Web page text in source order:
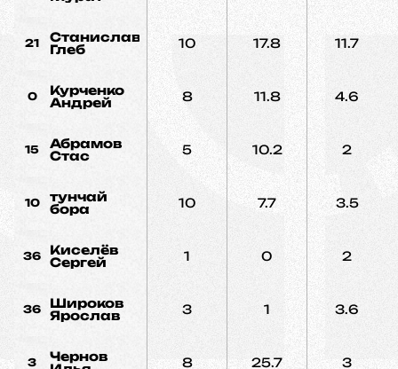
21
Станиславчик
Глеб
10 17.8 11.7
0
Курченко
Андрей
8 11.8 4.6
15
Абрамов
Стас
5 10.2 2
10
тунчай
бора
10 7.7 3.5
36
Киселёв
Сергей
1 0 2
36
Широков
Ярослав
3 1 3.6
3
Чернов
8 25.7 3